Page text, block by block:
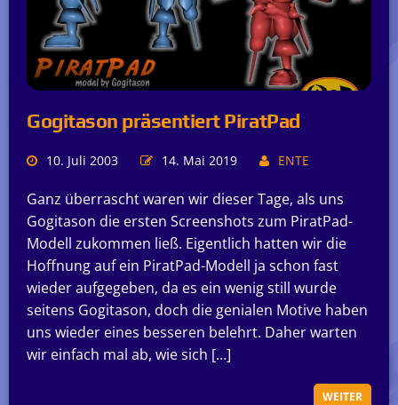
Gogitason präsentiert PiratPad
10. Juli 2003 14. Mai 2019 ENTE
Ganz überrascht waren wir dieser Tage, als uns
Gogitason die ersten Screenshots zum PiratPad-
Modell zukommen ließ. Eigentlich hatten wir die
Hoffnung auf ein PiratPad-Modell ja schon fast
wieder aufgegeben, da es ein wenig still wurde
seitens Gogitason, doch die genialen Motive haben
uns wieder eines besseren belehrt. Daher warten
wir einfach mal ab, wie sich […]
WEITER